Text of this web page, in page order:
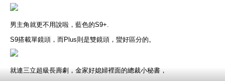
男主角就更不用說啦，藍色的S9+.
S9搭載單鏡頭，而Plus則是雙鏡頭，蠻好區分的。
就連三立超級長壽劇，金家好媳婦裡面的總裁小秘書，